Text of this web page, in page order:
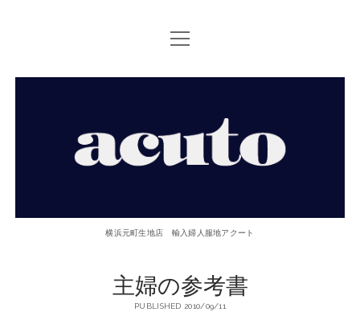
TOP PAGE
ACUTOについて
open
menu
元
横浜元町生地店 輸入婦人服地アクート
主婦の参考書
PUBLISHED 2010/09/11